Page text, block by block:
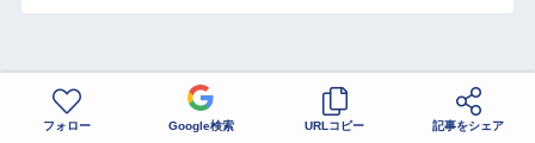
フォロー Google検索 URLコピー 記事をシェア